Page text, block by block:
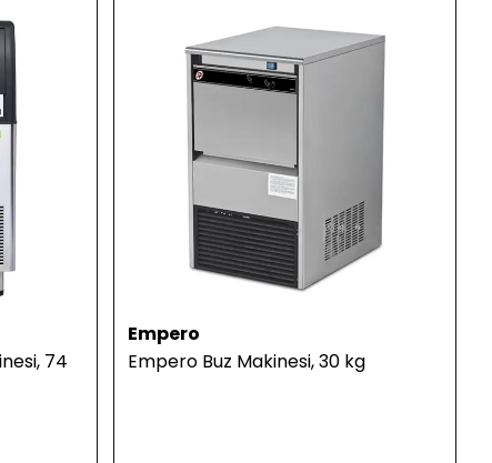
74
Empero
Empero Buz Makinesi, 30 kg